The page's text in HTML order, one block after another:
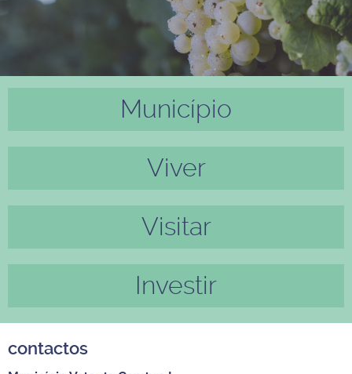
Município
Viver
Visitar
Investir
contactos